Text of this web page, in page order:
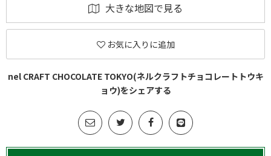
大きな地図で見る
お気に入りに追加
nel CRAFT CHOCOLATE TOKYO(ネルクラフトチョコレートトウキ
ョウ)をシェアする